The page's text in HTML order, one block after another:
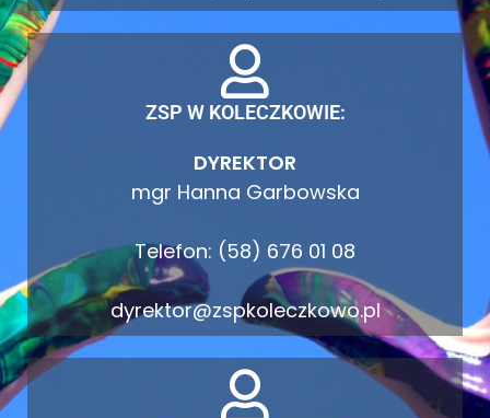
ZSP W KOLECZKOWIE:
DYREKTOR
mgr Hanna Garbowska
Telefon: (58) 676 01 08
dyrektor@zspkoleczkowo.pl